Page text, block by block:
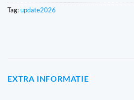
Tag:update2026
EXTRA INFORMATIE